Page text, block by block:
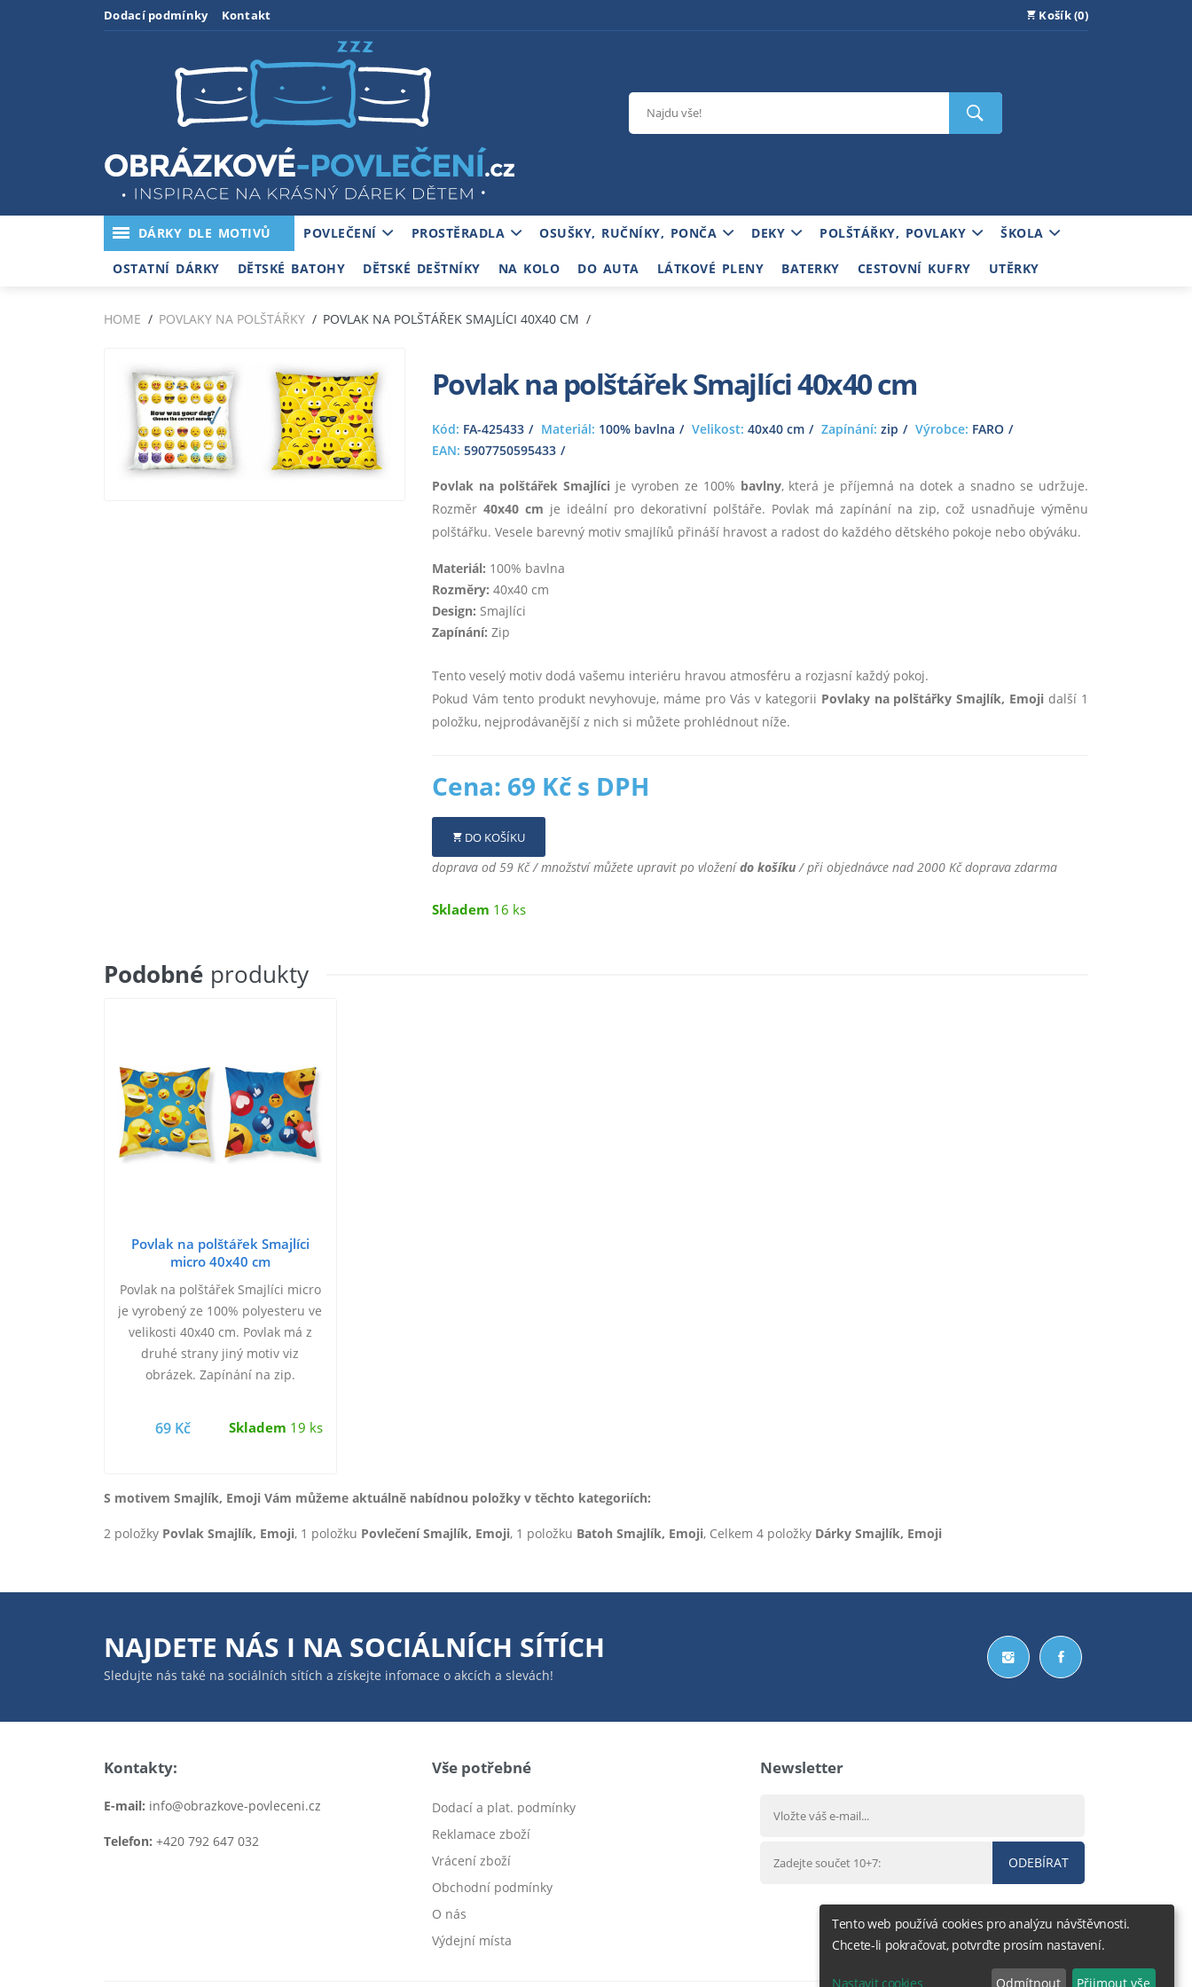
Dodací podmínky Kontakt Košík (0)
DÁRKY DLE MOTIVŮ POVLEČENÍ PROSTĚRADLA OSUŠKY, RUČNÍKY, PONČA DEKY POLŠTÁŘKY, POVLAKY ŠKOLA
OSTATNÍ DÁRKY DĚTSKÉ BATOHY DĚTSKÉ DEŠTNÍKY NA KOLO DO AUTA LÁTKOVÉ PLENY BATERKY CESTOVNÍ KUFRY UTĚRKY
HOME POVLAKY NA POLŠTÁŘKY POVLAK NA POLŠTÁŘEK SMAJLÍCI 40X40 CM
Povlak na polštářek Smajlíci 40x40 cm
Kód: FA-425433 Materiál: 100% bavlna Velikost: 40x40 cm Zapínání: zip Výrobce: FARO
EAN: 5907750595433
Povlak na polštářek Smajlícije vyroben ze 100% bavlny, která je příjemná na dotek a snadno se udržuje.
Rozměr 40x40 cm je ideální pro dekorativní polštáře. Povlak má zapínání na zip, což usnadňuje výměnu
polštářku. Vesele barevný motiv smajlíků přináší hravost a radost do každého dětského pokoje nebo obýváku.
Materiál: 100% bavlna
Rozměry: 40x40 cm
Design: Smajlíci
Zapínání: Zip
Tento veselý motiv dodá vašemu interiéru hravou atmosféru a rozjasní každý pokoj.
Pokud Vám tento produkt nevyhovuje, máme pro Vás v kategorii Povlaky na polštářky Smajlík, Emoji další 1
položku, nejprodávanější z nich si můžete prohlédnout níže.
Cena: 69 Kč s DPH
DO KOŠÍKU
doprava od 59 Kč / množství můžete upravit po vloženído košíku/ při objednávce nad 2000 Kč doprava zdarma
Skladem 16 ks
Podobné produkty
Povlak na polštářek Smajlíci
micro 40x40 cm
Povlak na polštářek Smajlíci micro
je vyrobený ze 100% polyesteru ve
velikosti 40x40 cm. Povlak má z
druhé strany jiný motiv viz
obrázek. Zapínání na zip.
69 Kč Skladem 19 ks
S motivem Smajlík, Emoji Vám můžeme aktuálně nabídnou položky v těchto kategoriích:
2 položky Povlak Smajlík, Emoji, 1 položku Povlečení Smajlík, Emoji, 1 položku Batoh Smajlík, Emoji, Celkem 4 položky Dárky Smajlík, Emoji
NAJDETE NÁS I NA SOCIÁLNÍCH SÍTÍCH
Sledujte nás také na sociálních sítích a získejte infomace o akcích a slevách!
Kontakty:
E-mail: info@obrazkove-povleceni.cz
Telefon: +420 792 647 032
Vše potřebné
Dodací a plat. podmínky
Reklamace zboží
Vrácení zboží
Obchodní podmínky
O nás
Výdejní místa
Newsletter
ODEBÍRAT
Tento web používá cookies pro analýzu návštěvnosti.
Chcete-li pokračovat, potvrďte prosím nastavení.
Nastavit cookies Odmítnout Přijmout vše